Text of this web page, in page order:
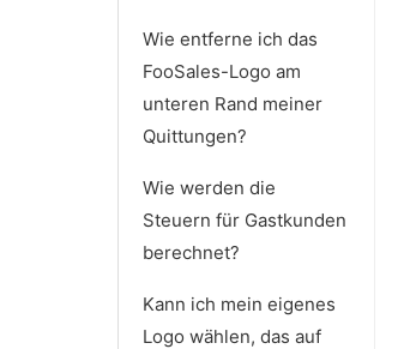
Wie entferne ich das
FooSales-Logo am
unteren Rand meiner
Quittungen?
Wie werden die
Steuern für Gastkunden
berechnet?
Kann ich mein eigenes
Logo wählen, das auf